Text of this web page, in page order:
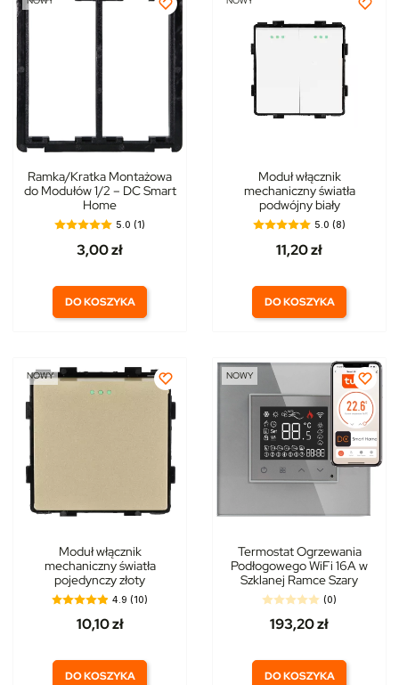
Ramka/Kratka Montażowa
do Modułów 1/2 – DC Smart
Home
5.0 (1)
3,00 zł
DO KOSZYKA
Moduł włącznik
mechaniczny światła
podwójny biały
5.0 (8)
11,20 zł
DO KOSZYKA
NOWY
Moduł włącznik
mechaniczny światła
pojedynczy złoty
4.9 (10)
10,10 zł
DO KOSZYKA
NOWY
Termostat Ogrzewania
Podłogowego WiFi 16A w
Szklanej Ramce Szary
(0)
193,20 zł
DO KOSZYKA